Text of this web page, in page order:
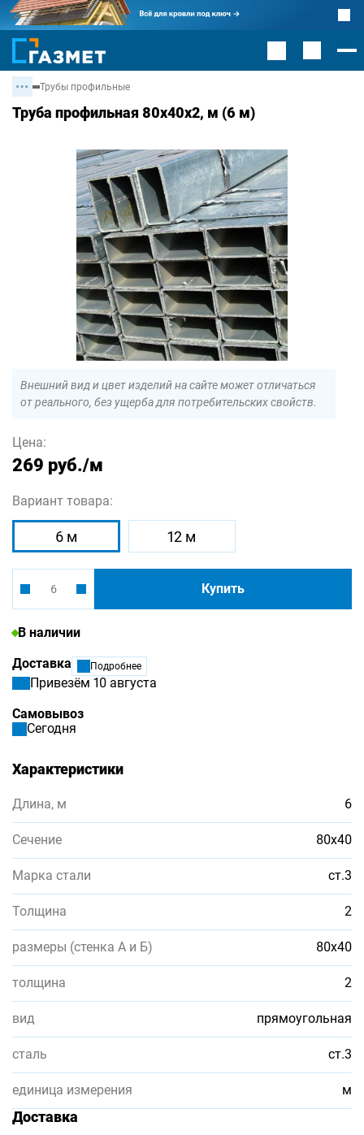
Трубы профильные
Труба профильная 80х40х2, м (6 м)
Внешний вид и цвет изделий на сайте может отличаться
от реального, без ущерба для потребительских свойств.
Вариант товара:
6 м 12 м
Цена:
269 руб./м
Купить
В наличии
Доставка
Подробнее
Привезём 10 августа
Самовывоз
Сегодня
Характеристики
Длина, м 6
Сечение 80х40
Марка стали ст.3
Толщина 2
размеры (стенка А и Б) 80х40
толщина 2
вид прямоугольная
сталь ст.3
единица измерения м
Доставка